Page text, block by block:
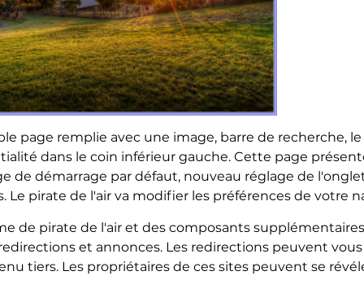
page remplie avec une image, barre de recherche,
dans le coin inférieur gauche. Cette page
de démarrage par défaut, nouveau réglage de
pirate de l'air va modifier les préférences de votre
de pirate de l'air et des composants
et annonces. Les redirections peuvent vous
tiers. Les propriétaires de ces sites peuvent se